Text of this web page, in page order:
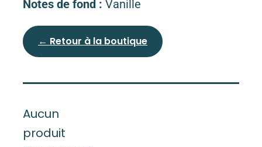
Notes de fond : Vanille
← Retour à la boutique
Aucun
produit